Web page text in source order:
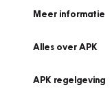
Meer informatie
Alles over APK
APK regelgeving